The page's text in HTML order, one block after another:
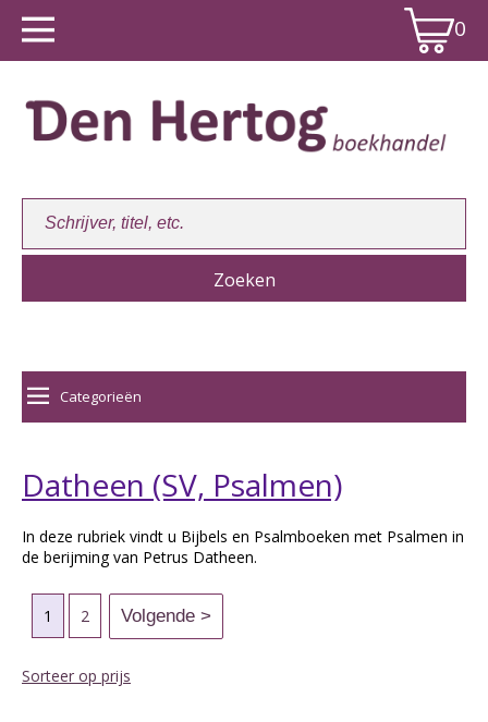
0
Winkelwagen:0
Categorieën
Datheen (SV, Psalmen)
In deze rubriek vindt u Bijbels en Psalmboeken met Psalmen in
de berijming van Petrus Datheen.
1 2
Sorteer op prijs